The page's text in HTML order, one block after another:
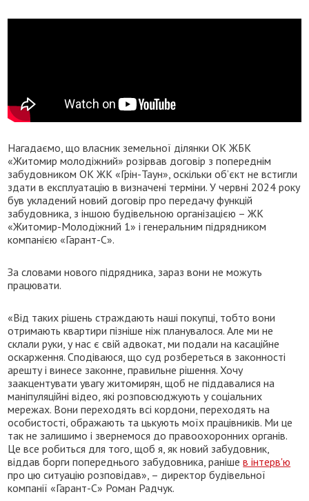
Нагадаємо, що власник земельної ділянки ОК ЖБК
«Житомир молодіжний» розірвав договір з попереднім
забудовником ОК ЖК «Грін-Таун», оскільки об’єкт не встигли
здати в експлуатацію в визначені терміни. У червні 2024 року
був укладений новий договір про передачу функцій
забудовника, з іншою будівельною організацією – ЖК
«Житомир-Молодіжний 1» і генеральним підрядником
компанією «Гарант-С».
За словами нового підрядника, зараз вони не можуть
працювати.
«Від таких рішень страждають наші покупці, тобто вони
отримають квартири пізніше ніж планувалося. Але ми не
склали руки, у нас є свій адвокат, ми подали на касаційне
оскарження. Сподіваюся, що суд розбереться в законності
арешту і винесе законне, правильне рішення. Хочу
заакцентувати увагу житомирян, щоб не піддавалися на
маніпуляційні відео, які розповсюджують у соціальних
мережах. Вони переходять всі кордони, переходять на
особистості, ображають та цькують моїх працівників. Ми це
так не залишимо і звернемося до правоохоронних органів.
Це все робиться для того, щоб я, як новий забудовник,
віддав борги попереднього забудовника, ранішев інтерв'ю
про цю ситуацію розповідав», – директор будівельної
компанії «Гарант-С» Роман Радчук.